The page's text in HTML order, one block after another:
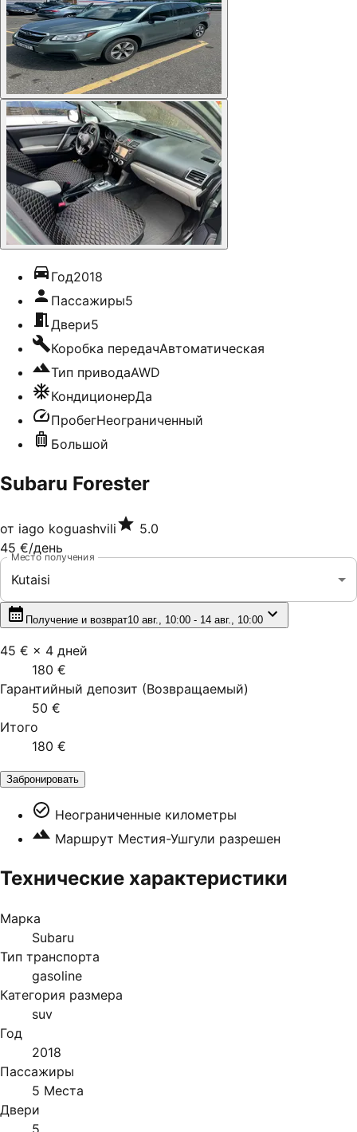
Год2018
Пассажиры5
Двери5
Коробка передачАвтоматическая
Тип приводаAWD
КондиционерДа
ПробегНеограниченный
Большой
Subaru Forester
от iago koguashvili
5.0
45 €/день
Место получения
Kutaisi
Получение и возврат10 авг., 10:00 - 14 авг., 10:00
45 € × 4 дней
180 €
Гарантийный депозит (Возвращаемый)
50 €
Итого
180 €
Забронировать
Неограниченные километры
Маршрут Местия-Ушгули разрешен
Технические характеристики
Марка
Subaru
Тип транспорта
gasoline
Категория размера
suv
Год
2018
Пассажиры
5 Места
Двери
5